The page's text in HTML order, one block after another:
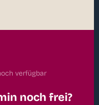
verfügbar
noch frei?